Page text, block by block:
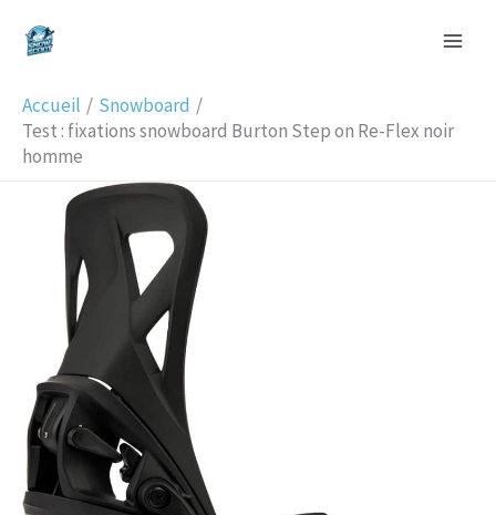
Accueil
Snowboard
Test : fixations snowboard Burton Step on Re-Flex noir
homme
e
c
h
e